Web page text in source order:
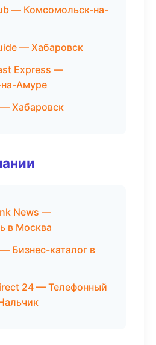
— Комсомольск-на-
— Хабаровск
Express —
Амуре
Хабаровск
News —
в Москва
Бизнес-каталог в
24 — Телефонный